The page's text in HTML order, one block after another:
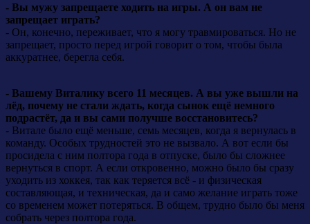
- Вы мужу запрещаете ходить на игры. А он вам не
запрещает играть?
- Он, конечно, переживает, что я могу травмироваться. Но не
запрещает, просто перед игрой говорит о том, чтобы была
аккуратнее, берегла себя.
- Вашему Виталику всего 11 месяцев. А вы уже вышли на
лёд, почему не стали ждать, когда сынок ещё немного
подрастёт, да и вы сами получше восстановитесь?
- Витале было ещё меньше, семь месяцев, когда я вернулась в
команду. Особых трудностей это не вызвало. А вот если бы
просидела с ним полтора года в отпуске, было бы сложнее
вернуться в спорт. А если откровенно, можно было бы сразу
уходить из хоккея, так как теряется всё - и физическая
составляющая, и техническая, да и само желание играть тоже
со временем может потеряться. В общем, трудно было бы меня
собрать через полтора года.